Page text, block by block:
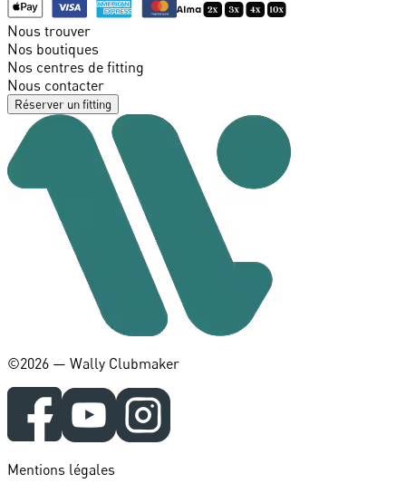
Nous trouver
Nos boutiques
Nos centres de fitting
Nous contacter
Réserver un fitting
©️2026 — Wally Clubmaker
Mentions légales